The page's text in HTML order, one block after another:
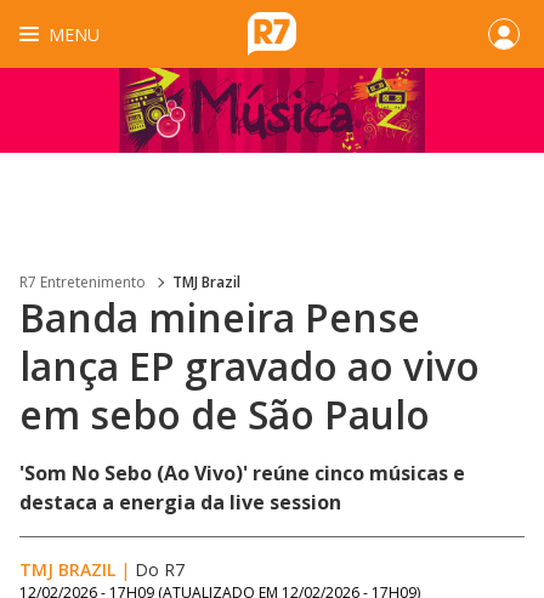
MENU
R7 Entretenimento TMJ Brazil
Banda mineira Pense
lança EP gravado ao vivo
em sebo de São Paulo
'Som No Sebo (Ao Vivo)' reúne cinco músicas e
destaca a energia da live session
TMJ BRAZIL | Do R7
12/02/2026 - 17H09 (ATUALIZADO EM 12/02/2026 - 17H09)